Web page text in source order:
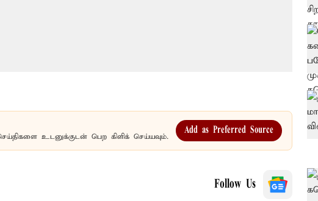
உடனுக்குடன் பெற கிளிக் செய்யவும்.
Add as Preferred Source
Follow Us